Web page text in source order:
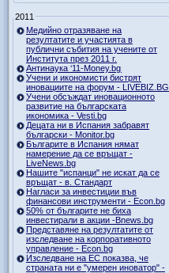
2011
Медийно отразяване на
резултатите и участията в
публични събития на учените от
Института през 2011 г.
Антинаука ‘11-Money.bg
Учени и икономисти бистрят
иновациите на форум - LIVEBIZ.BG
Учени обсъждат иновационното
развитие на българската
икономика - Vesti.bg
Децата ни в Испания забравят
български - Monitor.bg
Българите в Испания нямат
намерение да се връщат -
LiveNews.bg
Нашите "испанци" не искат да се
връщат - в. Стандарт
Нагласи за инвестиции във
финансови инструменти - Econ.bg
50% от българите не биха
инвестирали в акции -Bnews.bg
Представяне на резултатите от
изследване на корпоративното
управление - Econ.bg
Изследване на ЕС показва, че
страната ни е "умерен иноватор" -